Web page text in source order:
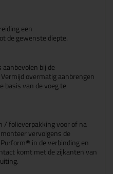
een
de gewenste diepte.
bij de
overmatig aanbrengen
basis van de voeg te
/ folieverpakking voor of na
vervolgens de
in de verbinding en
komt met de zijkanten van